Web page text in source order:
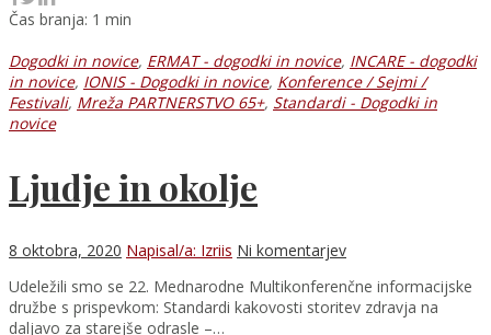
Čas branja: 1 min
Dogodki in novice, ERMAT - dogodki in novice, INCARE - dogodki
in novice, IONIS - Dogodki in novice, Konference / Sejmi /
Festivali, Mreža PARTNERSTVO 65+, Standardi - Dogodki in
novice
Ljudje in okolje
8 oktobra, 2020 Napisal/a: Izriis Ni komentarjev
Udeležili smo se 22. Mednarodne Multikonferenčne informacijske
družbe s prispevkom: Standardi kakovosti storitev zdravja na
daljavo za starejše odrasle –…